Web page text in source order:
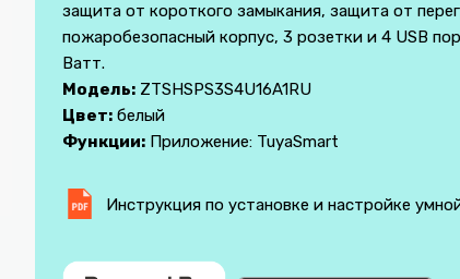
защита от короткого замыкания, защита от
пожаробезопасный корпус, 3 розетки и 4 USB
Ватт.
Модель: ZTSHSPS3S4U16A1RU
Цвет: белый
Функции: Приложение: TuyaSmart
Инструкция по установке и настройке